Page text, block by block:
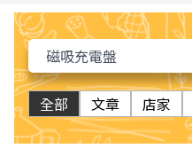
全部 文章 店家